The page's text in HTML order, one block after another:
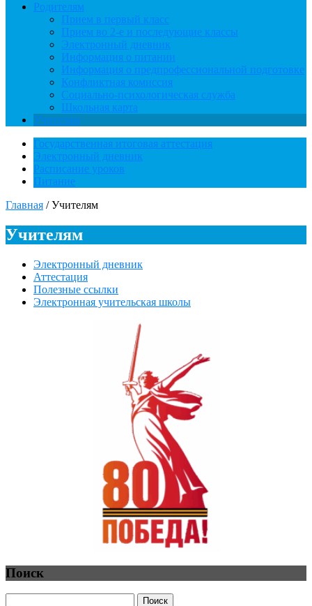
Родителям
Прием в первый класс
Прием во 2-е и последующие классы
Электронный дневник
Информация о питании
Информация о предпрофессиональной подготовке
Конфликтная комиссия
Социально-психологическая служба
Школьная карта
Учителям
Государственная итоговая аттестация
Электронный дневник
Расписание уроков
Питание
Главная /Учителям
Учителям
Электронный дневник
Аттестация
Полезные ссылки
Электронная учительская школы
Поиск